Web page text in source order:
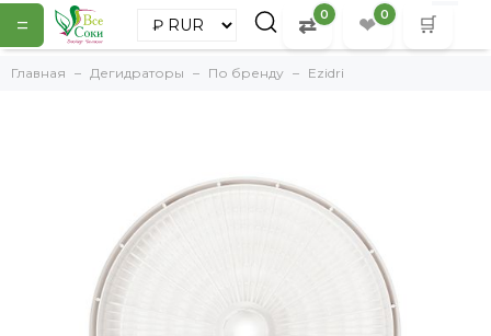
= ⇄ 0 ❤ 0 🛒
Главная Дегидраторы По бренду Ezidri